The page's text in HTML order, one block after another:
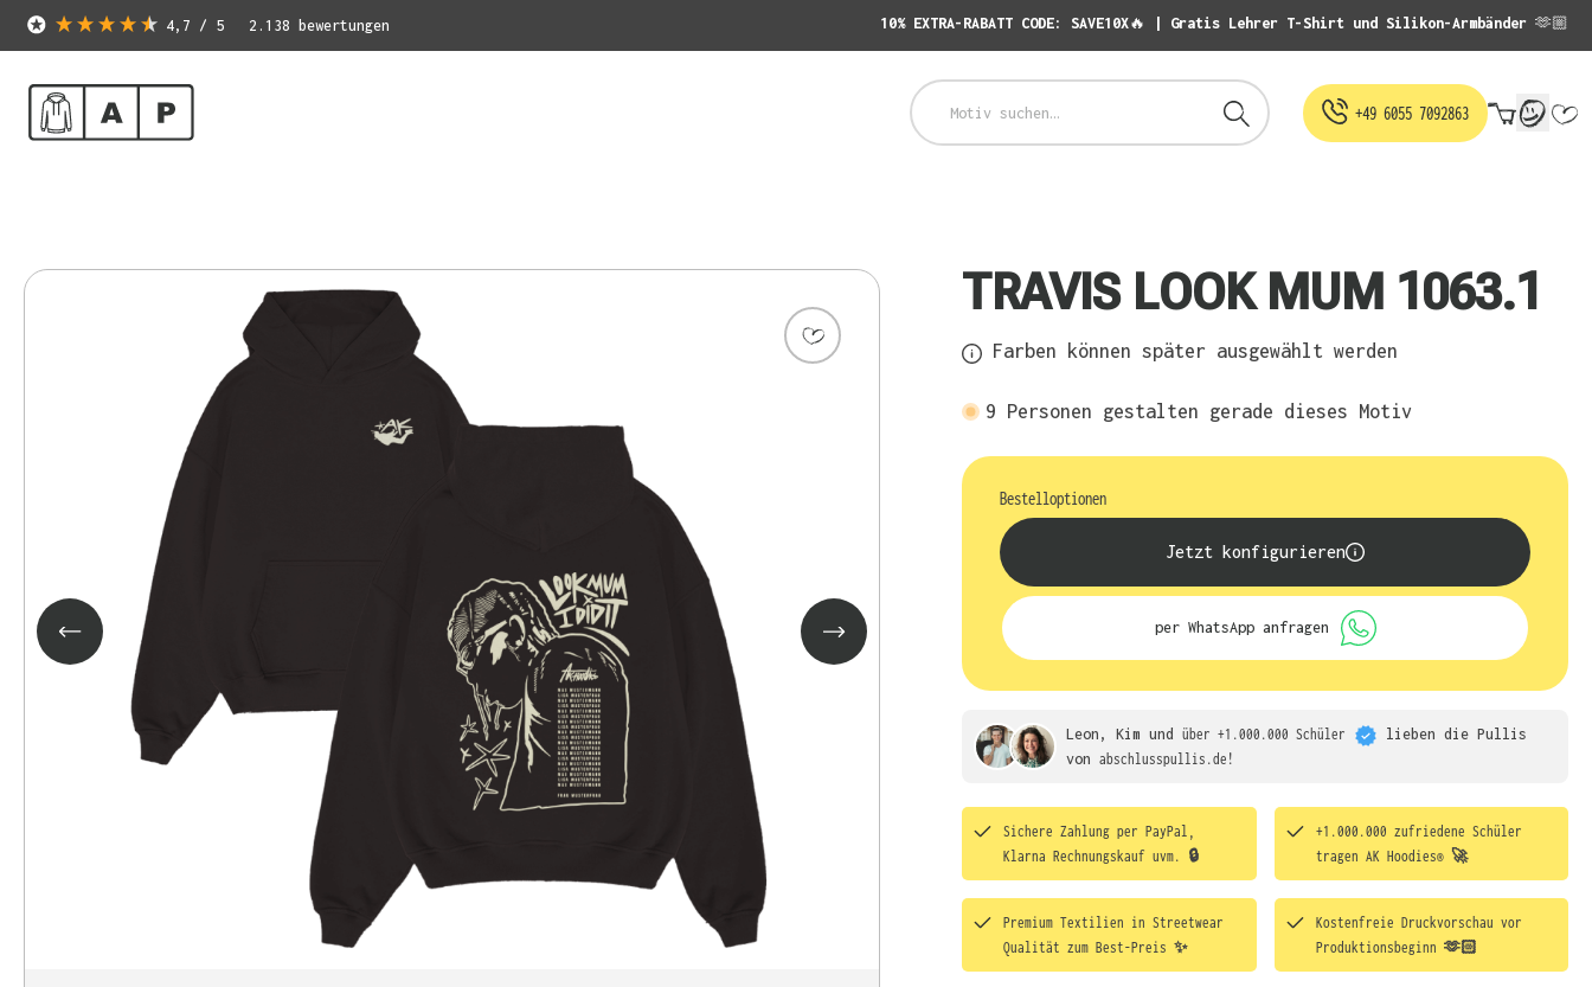
4,7 / 5 2.138 bewertungen 10% EXTRA-RABATT CODE: SAVE10X🔥 | Gratis Lehrer T-Shirt und Silikon-Armbänder 🫶🏼
+49 6055 7092863
TRAVIS LOOK MUM 1063.1
Farben können später ausgewählt werden
9 Personen gestalten gerade dieses Motiv
Bestelloptionen
Jetzt konfigurieren
per WhatsApp anfragen
Leon, Kim und über +1.000.000 Schüler lieben die Pullis
von abschlusspullis.de!
Sichere Zahlung per PayPal,
Klarna Rechnungskauf uvm. 🔒
+1.000.000 zufriedene Schüler
tragen AK Hoodies® 🚀
Premium Textilien in Streetwear
Qualität zum Best-Preis ✨
Kostenfreie Druckvorschau vor
Produktionsbeginn 🫶🏻